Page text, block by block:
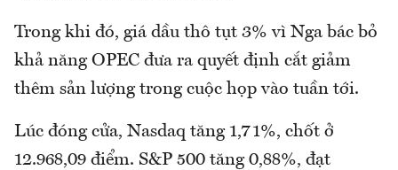
Trong khi đó, giá dầu thô tụt 3% vì Nga bác bỏ
khả năng OPEC đưa ra quyết định cắt giảm
thêm sản lượng trong cuộc họp vào tuần tới.
Lúc đóng cửa, Nasdaq tăng 1,71%, chốt ở
12.968,09 điểm. S&P 500 tăng 0,88%, đạt